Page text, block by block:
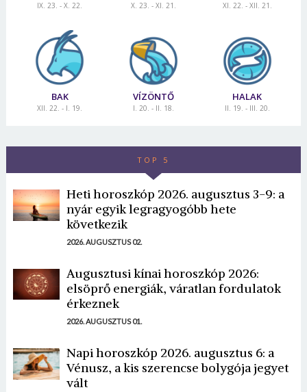
IX. 23. - X. 22. X. 23. - XI. 21. XI. 22. - XII. 21.
BAK
XII. 22. - I. 19.
VÍZÖNTŐ
I. 20. - II. 18.
HALAK
II. 19. - III. 20.
TOP 5
Heti horoszkóp 2026. augusztus 3-9: a
nyár egyik legragyogóbb hete
következik
2026. AUGUSZTUS 02.
Augusztusi kínai horoszkóp 2026:
elsöprő energiák, váratlan fordulatok
érkeznek
2026. AUGUSZTUS 01.
Napi horoszkóp 2026. augusztus 6: a
Vénusz, a kis szerencse bolygója jegyet
vált